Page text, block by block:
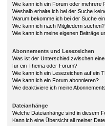
Wie kann ich ein Forum oder mehrere
Weshalb erhalte ich bei der Suche
Warum bekomme ich bei der Suche
Wie kann ich nach Mitgliedern suchen?
Wie kann ich meine eigenen Beiträge
Abonnements und Lesezeichen
Was ist der Unterschied zwischen
für ein Thema oder Forum?
Wie kann ich ein Lesezeichen auf ein
Wie kann ich ein Forum abonnieren?
Wie deaktiviere ich meine
Dateianhänge
Welche Dateianhänge sind in diesem
Kann ich eine Übersicht all meiner